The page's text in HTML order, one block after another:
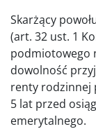
Skarżący
(art. 32 ust. 1
podmiotowego
dowolność
renty rodzinnej
5 lat przed
emerytalnego.